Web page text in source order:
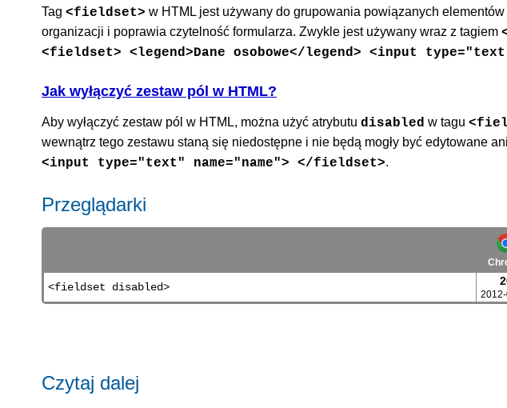
Tag <fieldset> w HTML jest używany do grupowania powiązanych
organizacji i poprawia czytelność formularza. Zwykle jest używany wraz z tagiem
<fieldset> <legend>Dane osobowe</legend> <input
Jak wyłączyć zestaw pól w HTML?
Aby wyłączyć zestaw pól w HTML, można użyć atrybutu disabled w tagu
wewnątrz tego zestawu staną się niedostępne i nie będą mogły być edytowane ani
<input type="text" name="name"> </fieldset>.
Przeglądarki
<fieldset disabled>
Czytaj dalej